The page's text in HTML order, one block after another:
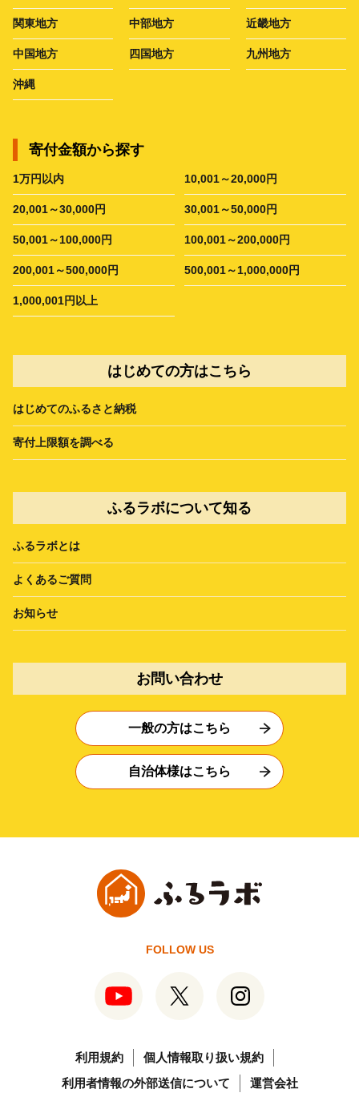
関東地方 中部地方 近畿地方
中国地方 四国地方 九州地方
沖縄
寄付金額から探す
1万円以内 10,001～20,000円
20,001～30,000円 30,001～50,000円
50,001～100,000円 100,001～200,000円
200,001～500,000円 500,001～1,000,000円
1,000,001円以上
はじめての方はこちら
はじめてのふるさと納税
寄付上限額を調べる
ふるラボについて知る
ふるラボとは
よくあるご質問
お知らせ
お問い合わせ
一般の方はこちら
自治体様はこちら
FOLLOW US
利用規約
個人情報取り扱い規約
利用者情報の外部送信について
運営会社